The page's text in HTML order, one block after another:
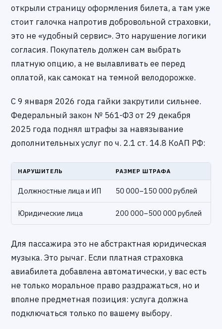
открыли страницу оформления билета, а там уже
стоит галочка напротив добровольной страховки,
это не «удобный сервис». Это нарушение логики
согласия. Покупатель должен сам выбрать
платную опцию, а не вылавливать ее перед
оплатой, как самокат на темной велодорожке.
С 9 января 2026 года гайки закрутили сильнее.
Федеральный закон № 561-ФЗ от 29 декабря
2025 года поднял штрафы за навязывание
дополнительных услуг по ч. 2.1 ст. 14.8 КоАП РФ:
НАРУШИТЕЛЬ РАЗМЕР ШТРАФА
Должностные лица и ИП 50 000–150 000 рублей
Юридические лица 200 000–500 000 рублей
Для пассажира это не абстрактная юридическая
музыка. Это рычаг. Если платная страховка
авиабилета добавлена автоматически, у вас есть
не только моральное право раздражаться, но и
вполне предметная позиция: услуга должна
подключаться только по вашему выбору.